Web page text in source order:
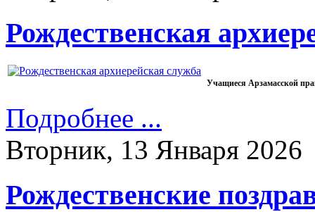
Рождественская
Учащиеся Арзамасской
Подробнее ...
Вторник, 13 Января 2026
Рождественские